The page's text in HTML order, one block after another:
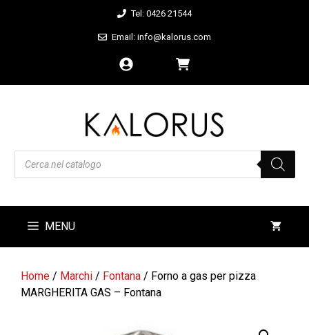
Tel: 0426 21544
Email: info@kalorus.com
Products
search
MENU
Home / Marchi / Fontana / Forno a gas per pizza
MARGHERITA GAS – Fontana